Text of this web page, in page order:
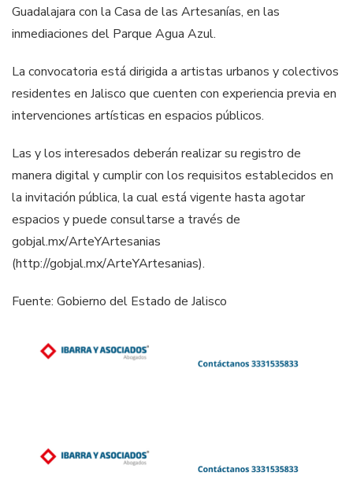
Guadalajara con la Casa de las Artesanías, en las
inmediaciones del Parque Agua Azul.
La convocatoria está dirigida a artistas urbanos y colectivos
residentes en Jalisco que cuenten con experiencia previa en
intervenciones artísticas en espacios públicos.
Las y los interesados deberán realizar su registro de
manera digital y cumplir con los requisitos establecidos en
la invitación pública, la cual está vigente hasta agotar
espacios y puede consultarse a través de
gobjal.mx/ArteYArtesanias
(http://gobjal.mx/ArteYArtesanias).
Fuente: Gobierno del Estado de Jalisco